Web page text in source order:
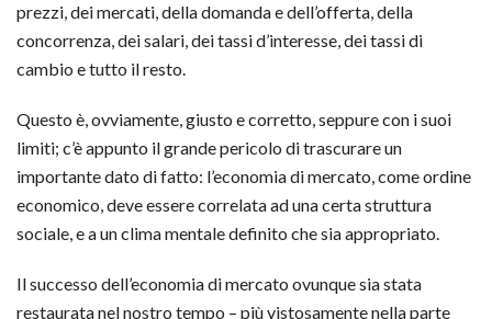
prezzi, dei mercati, della domanda e dell’offerta, della
concorrenza, dei salari, dei tassi d’interesse, dei tassi di
cambio e tutto il resto.
Questo è, ovviamente, giusto e corretto, seppure con i suoi
limiti; c’è appunto il grande pericolo di trascurare un
importante dato di fatto: l’economia di mercato, come ordine
economico, deve essere correlata ad una certa struttura
sociale, e a un clima mentale definito che sia appropriato.
Il successo dell’economia di mercato ovunque sia stata
restaurata nel nostro tempo – più vistosamente nella parte